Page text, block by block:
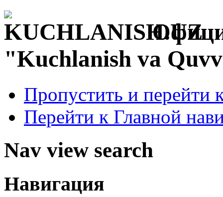
"Kuchlanish va
Пропустить и перейти
Перейти к Главной
Nav view search
Навигация